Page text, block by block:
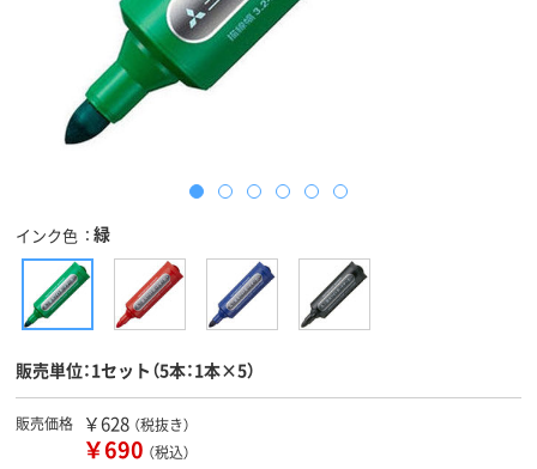
インク色 緑
販売単位：1セット（5本：1本×5）
販売価格 ￥628 （税抜き）
￥690 （税込）